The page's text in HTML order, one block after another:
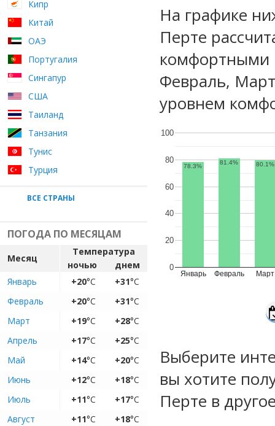
Кипр
Китай
ОАЭ
Португалия
Сингапур
США
Таиланд
Танзания
Тунис
Турция
ВСЕ СТРАНЫ
ПОГОДА ПО МЕСЯЦАМ
Месяц
Температура
ночью
днем
Январь
+20°C +31°C
Февраль
+20°C +31°C
Март
+19°C +28°C
Апрель
+17°C +25°C
Май
+14°C +20°C
Июнь
+12°C +18°C
Июль
+11°C +17°C
Август
+11°C +18°C
На графике
Перте
комфортными
Февраль,
уровнем
Январь Февраль Март
0
20
40
60
80
100
78.3%
81.4% 80.1%
Выберите
вы хотите
Перте в